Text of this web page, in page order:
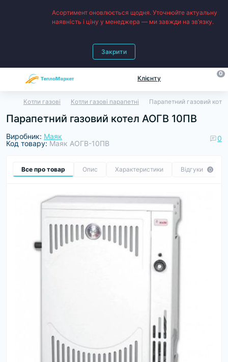
Асортимент оновлюється щодня. Уточнюйте актуальну
наявність і ціну у менеджера — ми завжди на зв’язку.
Закрити
Клієнту
0
Котли газові Котли газові парапетні Парапетний газовий
Парапетний газовий котел АОГВ 10ПВ
Виробник: Маяк
Код товару: Маяк АОГВ-10ПВ
0
Все про товар Опис Характеристики Відгуки 0